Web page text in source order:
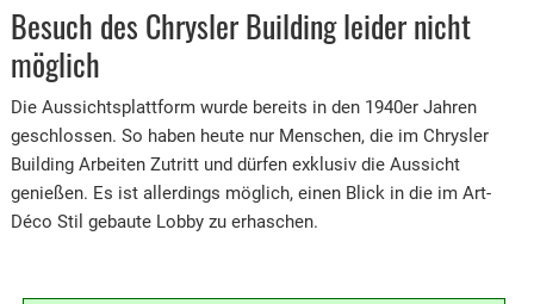
Besuch des Chrysler Building leider nicht
möglich
Die Aussichtsplattform wurde bereits in den 1940er Jahren
geschlossen. So haben heute nur Menschen, die im Chrysler
Building Arbeiten Zutritt und dürfen exklusiv die Aussicht
genießen. Es ist allerdings möglich, einen Blick in die im Art-
Déco Stil gebaute Lobby zu erhaschen.